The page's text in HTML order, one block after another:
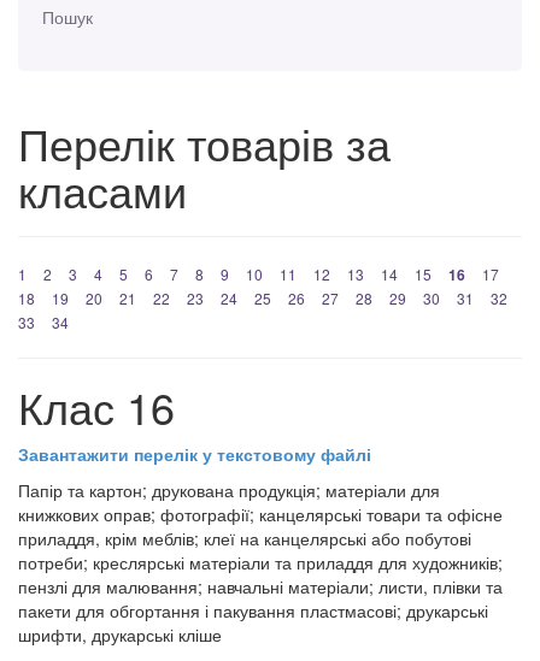
Пошук
Перелік товарів за
класами
1 2 3 4 5 6 7 8 9 10 11 12 13 14 15 16
17
18
19 20 21 22 23 24 25 26 27 28 29 30 31
32
33
34
Клас 16
Завантажити перелік у текстовому файлі
Папір та картон; друкована продукція; матеріали для
книжкових оправ; фотографії; канцелярські товари та офісне
приладдя, крім меблів; клеї на канцелярські або побутові
потреби; креслярські матеріали та приладдя для художників;
пензлі для малювання; навчальні матеріали; листи, плівки та
пакети для обгортання і пакування пластмасові; друкарські
шрифти, друкарські кліше